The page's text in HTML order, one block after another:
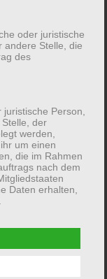
Sitzungen
mit
selbst zu
sich nach
oder juristische
andere Stelle, die
des
Person,
der
werden,
um einen
die im Rahmen
nach dem
Daten erhalten,
Person,
dem